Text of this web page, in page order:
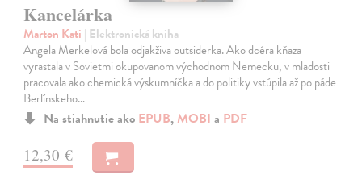
Kancelárka
Marton Kati | Elektronická kniha
Angela Merkelová bola odjakživa outsiderka. Ako dcéra kňaza
vyrastala v Sovietmi okupovanom východnom Nemecku, v mladosti
pracovala ako chemická výskumníčka a do politiky vstúpila až po páde
Berlínskeho…
Na stiahnutie ako EPUB, MOBI a PDF
12,30 €